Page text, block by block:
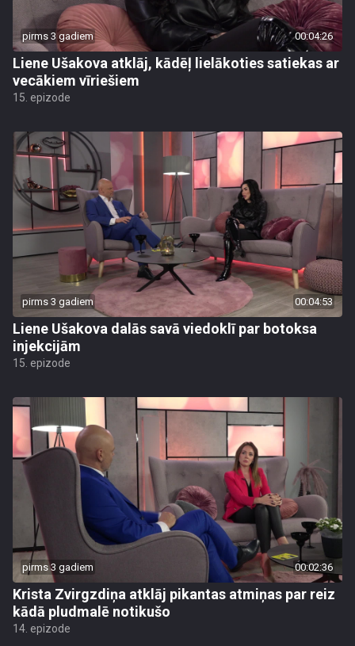
pirms 3 gadiem 00:04:26
Liene Ušakova atklāj, kādēļ lielākoties satiekas ar
vecākiem vīriešiem
15. epizode
pirms 3 gadiem 00:04:53
Liene Ušakova dalās savā viedoklī par botoksa
injekcijām
15. epizode
pirms 3 gadiem 00:02:36
Krista Zvirgzdiņa atklāj pikantas atmiņas par reiz
kādā pludmalē notikušo
14. epizode